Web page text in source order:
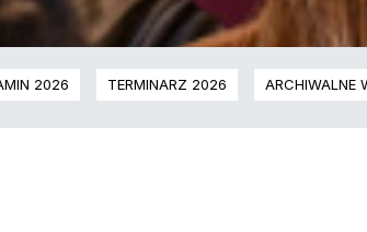
2026 TERMINARZ 2026 ARCHIWALNE